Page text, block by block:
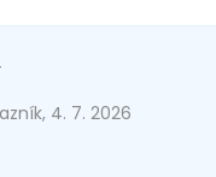
4. 7. 2026